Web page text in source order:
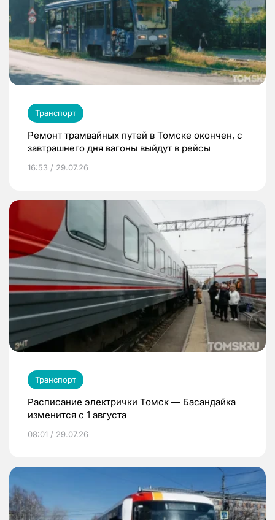
Транспорт
Ремонт трамвайных путей в Томске окончен, с
завтрашнего дня вагоны выйдут в рейсы
16:53 / 29.07.26
Транспорт
Расписание электрички Томск — Басандайка
изменится с 1 августа
08:01 / 29.07.26